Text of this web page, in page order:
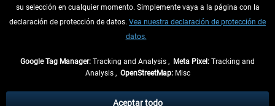
DESISTIR DEL CONTRATO
INFORMACIÓN
tasas de recepción si no se describe lo contrario
su selección en cualquier momento. Simplemente vaya a la página con la
declaración de protección de datos. Vea nuestra declaración de protección de
datos.
Google Tag Manager: Tracking and Analysis , Meta Pixel: Tracking and
Analysis , OpenStreetMap:Misc
Aceptar todo